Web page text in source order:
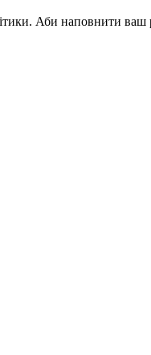
Аби наповнити